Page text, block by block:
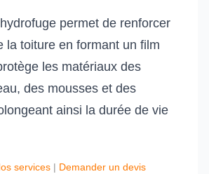
permet de renforcer
la toiture en formant un film
les matériaux des
des mousses et des
ainsi la durée de vie
services | Demander un devis